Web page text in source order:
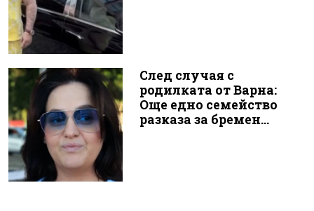
След случая с
родилката от Варна:
Още едно семейство
разказа за бремен...